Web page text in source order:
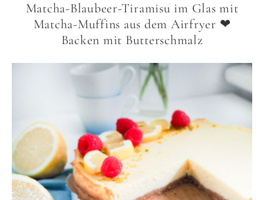
Matcha-Blaubeer-Tiramisu im Glas mit
Matcha-Muffins aus dem Airfryer ❤
Backen mit Butterschmalz